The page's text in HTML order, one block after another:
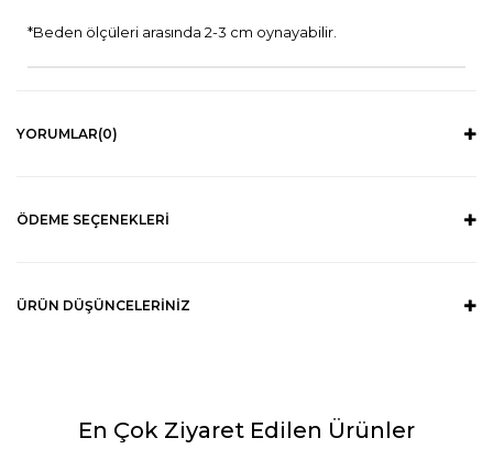
*Beden ölçüleri arasında 2-3 cm oynayabilir.
YORUMLAR(0)
ÖDEME SEÇENEKLERI
ÜRÜN DÜŞÜNCELERINIZ
En Çok Ziyaret Edilen Ürünler